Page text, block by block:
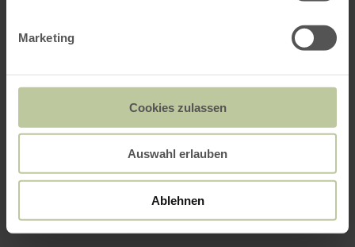
Marketing
Cookies zulassen
Auswahl erlauben
Ablehnen